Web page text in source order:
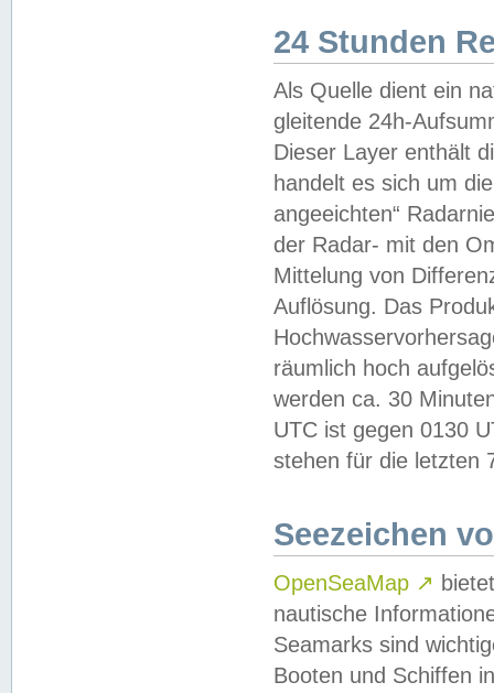
24 Stunden
Als Quelle dient ein
gleitende 24h-
Dieser Layer enthält
handelt es sich um
angeeichten“
der Radar- mit den
Mittelung von
Auflösung. Das
räumlich hoch
werden ca. 30
UTC ist gegen 0130
stehen für die letzten
Seezeichen
OpenSeaMap ↗
nautische
Seamarks sind
Booten und Schiffen